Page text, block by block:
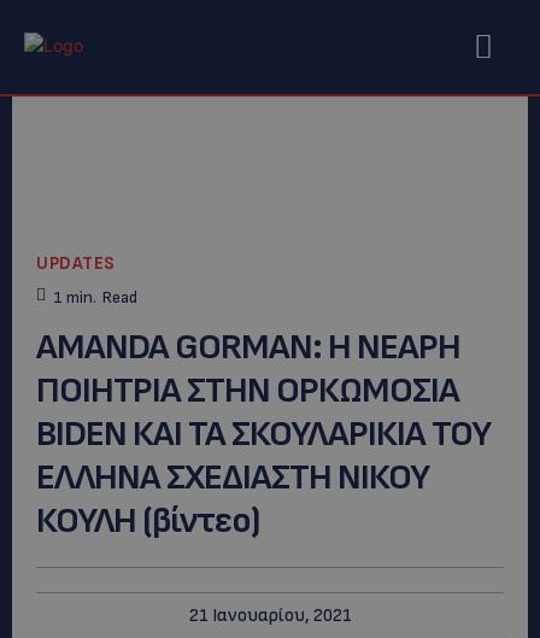
UPDATES
1 min. Read
AMANDA GORMAN: Η ΝΕΑΡΗ
ΠΟΙΗΤΡΙΑ ΣΤΗΝ ΟΡΚΩΜΟΣΙΑ
BIDEN ΚΑΙ ΤΑ ΣΚΟΥΛΑΡΙΚΙΑ ΤΟΥ
ΕΛΛΗΝΑ ΣΧΕΔΙΑΣΤΗ NIΚΟΥ
ΚΟΥΛΗ (βίντεο)
21 Ιανουαρίου, 2021